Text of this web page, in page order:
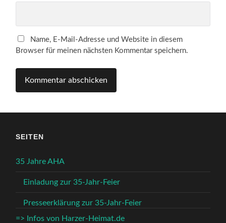
Name, E-Mail-Adresse und Website in diesem
Browser für meinen nächsten Kommentar speichern.
SEITEN
35 Jahre AHA
Einladung zur 35-Jahr-Feier
Presseerklärung zur 35-Jahr-Feier
=> Infos von Harzer-Heimat.de